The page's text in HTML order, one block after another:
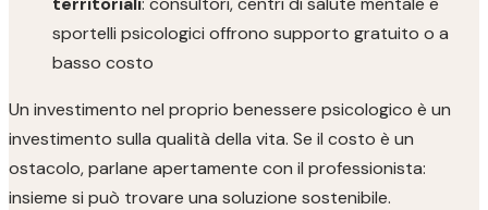
sportelli psicologici offrono supporto gratuito o a
basso costo
Un investimento nel proprio benessere psicologico è un
investimento sulla qualità della vita. Se il costo è un
ostacolo, parlane apertamente con il professionista:
insieme si può trovare una soluzione sostenibile.